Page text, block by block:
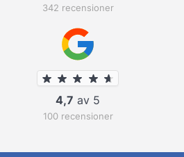
342 recensioner
4,7 av 5
100 recensioner